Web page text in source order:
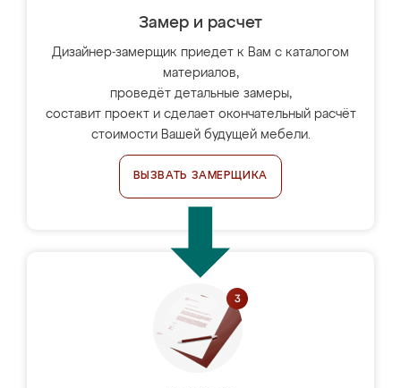
Замер и расчет
Дизайнер-замерщик приедет к Вам с каталогом
материалов,
проведёт детальные замеры,
составит проект и сделает окончательный расчёт
стоимости Вашей будущей мебели.
ВЫЗВАТЬ ЗАМЕРЩИКА